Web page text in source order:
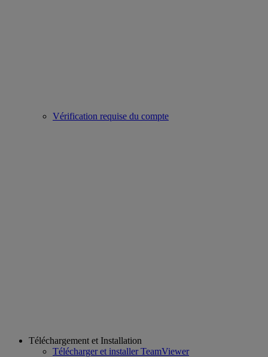
Vérification requise du compte
Téléchargement et Installation
Télécharger et installer TeamViewer